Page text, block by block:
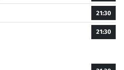
21:30
21:30